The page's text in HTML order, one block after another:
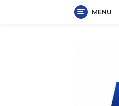
MENU